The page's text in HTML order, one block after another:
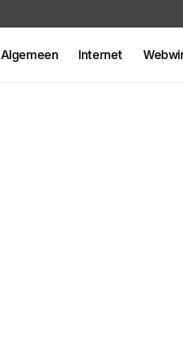
Algemeen Internet